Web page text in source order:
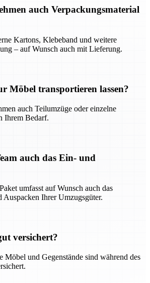
auch Verpackungsmaterial
Kartons, Klebeband und weitere
– auf Wunsch auch mit Lieferung.
Möbel transportieren lassen?
auch Teilumzüge oder einzelne
Ihrem Bedarf.
auch das Ein- und
umfasst auf Wunsch auch das
Auspacken Ihrer Umzugsgüter.
versichert?
Möbel und Gegenstände sind während des